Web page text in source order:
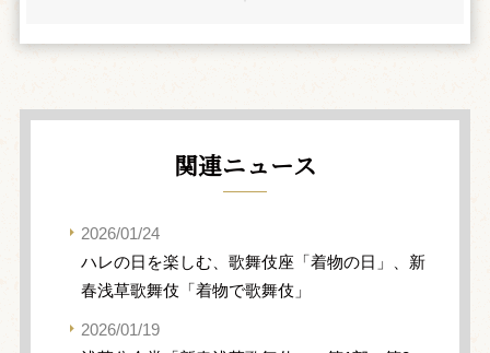
関連ニュース
2026/01/24
ハレの日を楽しむ、歌舞伎座「着物の日」、新
春浅草歌舞伎「着物で歌舞伎」
2026/01/19